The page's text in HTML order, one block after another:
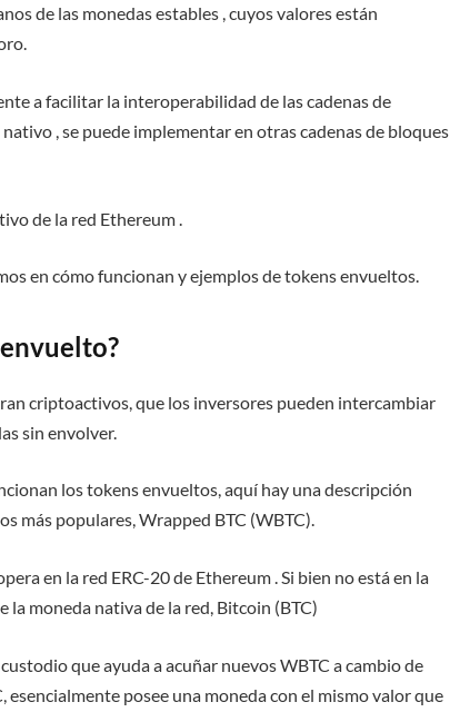
de las monedas estables , cuyos valores están
a facilitar la interoperabilidad de las cadenas de
, se puede implementar en otras cadenas de bloques
de la red Ethereum .
en cómo funcionan y ejemplos de tokens envueltos.
criptoactivos, que los inversores pueden intercambiar
sin envolver.
los tokens envueltos, aquí hay una descripción
más populares, Wrapped BTC (WBTC).
en la red ERC-20 de Ethereum . Si bien no está en la
la moneda nativa de la red, Bitcoin (BTC)
que ayuda a acuñar nuevos WBTC a cambio de
posee una moneda con el mismo valor que